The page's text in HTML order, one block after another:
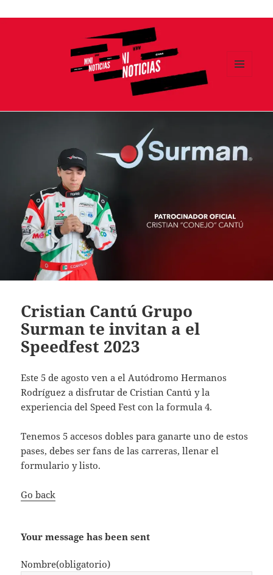
Ir
Cristian Cantú Grupo
Surman te invitan a el
Speedfest 2023
Este 5 de agosto ven a el Autódromo Hermanos
Rodríguez a disfrutar de Cristian Cantú y la
experiencia del Speed Fest con la formula 4.
Tenemos 5 accesos dobles para ganarte uno de estos
pases, debes ser fans de las carreras, llenar el
formulario y listo.
Go back
Your message has been sent
Nombre(obligatorio)